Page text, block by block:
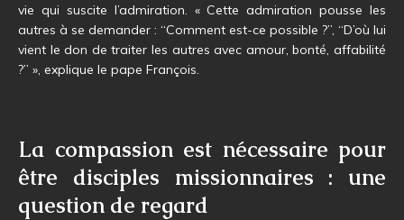
vie qui suscite l’admiration. « Cette admiration pousse les
autres à se demander : “Comment est-ce possible ?”, “D’où lui
vient le don de traiter les autres avec amour, bonté, affabilité
?” », explique le pape François.
La compassion est nécessaire pour
être disciples missionnaires : une
question de regard